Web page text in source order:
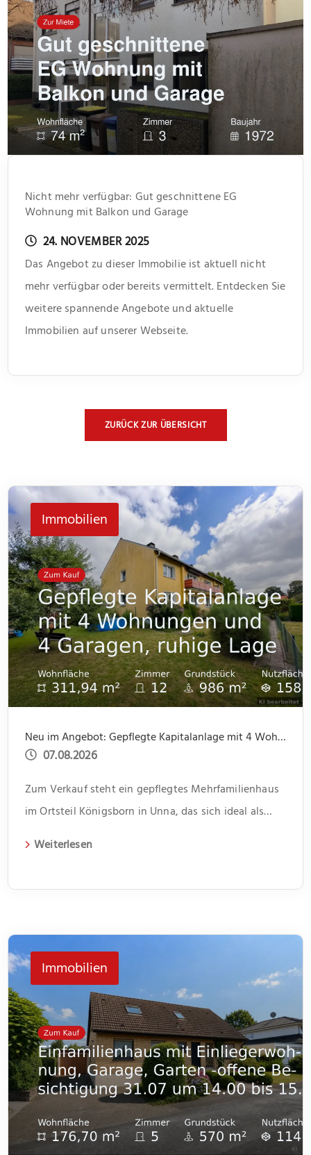
Nicht mehr verfügbar: Gut geschnittene EG
Wohnung mit Balkon und Garage
24. NOVEMBER 2025
Das Angebot zu dieser Immobilie ist aktuell nicht
mehr verfügbar oder bereits vermittelt. Entdecken Sie
weitere spannende Angebote und aktuelle
Immobilien auf unserer Webseite.
ZURÜCK ZUR ÜBERSICHT
Immobilien
Neu im Angebot: Gepflegte Kapitalanlage mit 4 Wohnungen und 4 Garagen, ruhige Lage
07.08.2026
Zum Verkauf steht ein gepflegtes Mehrfamilienhaus
im Ortsteil Königsborn in Unna, das sich ideal als
[…]
Weiterlesen
Immobilien